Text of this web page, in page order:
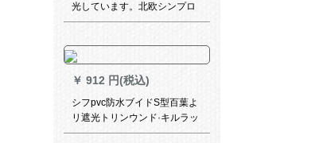
光しています。北欧シンプロ
北欧スターリングは、文芸森
寝室リビ日よ。布天糸麻フフ
は、グレー幅2.0高2.7【穴あ
け加工】
￥ 912 円(税込)
シフpvc防水ブイドS型百葉よ
リ遮光トリンウンド·キルラッ
ド·オルオル·フサンバーZS-